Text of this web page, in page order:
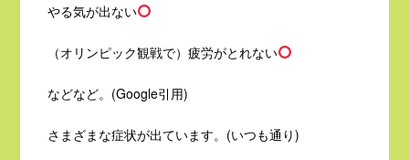
やる気が出ない
（オリンピック観戦で）疲労がとれない
などなど。(Google引用)
さまざまな症状が出ています。(いつも通り)